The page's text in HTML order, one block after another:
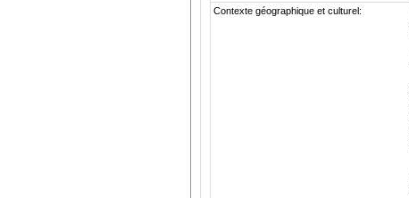
Contexte géographique et culturel: